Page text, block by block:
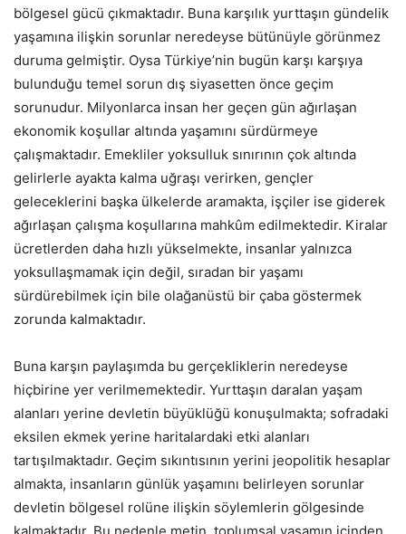
bölgesel gücü çıkmaktadır. Buna karşılık yurttaşın gündelik
yaşamına ilişkin sorunlar neredeyse bütünüyle görünmez
duruma gelmiştir. Oysa Türkiye’nin bugün karşı karşıya
bulunduğu temel sorun dış siyasetten önce geçim
sorunudur. Milyonlarca insan her geçen gün ağırlaşan
ekonomik koşullar altında yaşamını sürdürmeye
çalışmaktadır. Emekliler yoksulluk sınırının çok altında
gelirlerle ayakta kalma uğraşı verirken, gençler
geleceklerini başka ülkelerde aramakta, işçiler ise giderek
ağırlaşan çalışma koşullarına mahkûm edilmektedir. Kiralar
ücretlerden daha hızlı yükselmekte, insanlar yalnızca
yoksullaşmamak için değil, sıradan bir yaşamı
sürdürebilmek için bile olağanüstü bir çaba göstermek
zorunda kalmaktadır.
Buna karşın paylaşımda bu gerçekliklerin neredeyse
hiçbirine yer verilmemektedir. Yurttaşın daralan yaşam
alanları yerine devletin büyüklüğü konuşulmakta; sofradaki
eksilen ekmek yerine haritalardaki etki alanları
tartışılmaktadır. Geçim sıkıntısının yerini jeopolitik hesaplar
almakta, insanların günlük yaşamını belirleyen sorunlar
devletin bölgesel rolüne ilişkin söylemlerin gölgesinde